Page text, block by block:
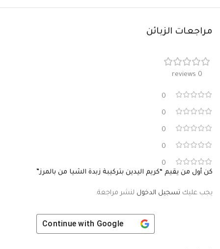
مراجعات الزبائن
0 reviews
0
0
0
0
0
كن أول من يقيم “كريم اليدين بتركيبة زبدة الشيا من بالمرز”
يجب عليك تسجيل الدخول لنشر مراجعة.
Continue with Google